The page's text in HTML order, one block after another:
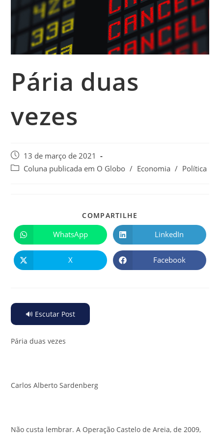
Pária duas
vezes
13 de março de 2021
Coluna publicada em O Globo / Economia / Política
COMPARTILHE
WhatsApp LinkedIn
X Facebook
🔊 Escutar Post
Pária duas vezes
Carlos Alberto Sardenberg
Não custa lembrar. A Operação Castelo de Areia, de 2009,